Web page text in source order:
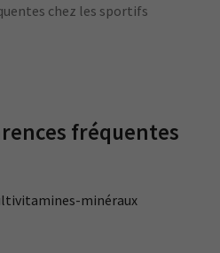
chez les sportifs
fréquentes
minéraux